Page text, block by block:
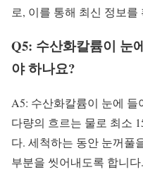
로, 이를 통해 최신 정보
Q5: 수산화칼륨이 눈
야 하나요?
A5: 수산화칼륨이 눈에
다량의 흐르는 물로 최소
다. 세척하는 동안 눈꺼풀
부분을 씻어내도록 합니